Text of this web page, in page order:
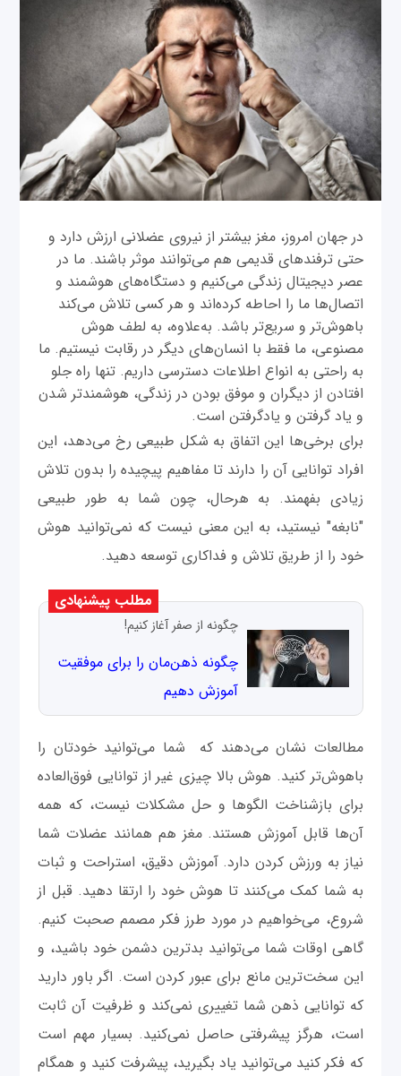
در جهان امروز، مغز بیشتر از نیروی عضلانی ارزش دارد و
حتی ترفندهای قدیمی هم می‌توانند موثر باشند. ما در
عصر دیجیتال زندگی می‌کنیم و دستگاه‌های هوشمند و
اتصال‌ها ما را احاطه کرده‌اند و هر کسی تلاش می‌کند
باهوش‌تر و سریع‌تر باشد. به‌علاوه، به لطف هوش
مصنوعی، ما فقط با انسان‌های دیگر در رقابت نیستیم. ما
به راحتی به انواع اطلاعات دسترسی داریم. تنها راه جلو
افتادن از دیگران و موفق بودن در زندگی، هوشمندتر شدن
و یاد گرفتن و یادگرفتن است.
برای برخی‌ها این اتفاق به شکل طبیعی رخ می‌دهد، این
افراد توانایی آن را دارند تا مفاهیم پیچیده را بدون تلاش
زیادی بفهمند. به هرحال، چون شما به طور طبیعی
"نابغه" نیستید، به این معنی نیست که نمی‌توانید هوش
خود را از طریق تلاش و فداکاری توسعه دهید.
مطلب پیشنهادی
چگونه از صفر آغاز کنیم!
چگونه ذهن‌‌مان را برای موفقیت
آموزش دهیم
مطالعات نشان می‌دهند که شما می‌توانید خودتان را
باهوش‌تر کنید. هوش بالا چیزی غیر از توانایی فوق‌العاده
برای بازشناخت الگوها و حل مشکلات نیست، که همه
آن‌ها قابل آموزش هستند. مغز هم همانند عضلات شما
نیاز به ورزش کردن دارد. آموزش دقیق، استراحت و ثبات
به شما کمک می‌کنند تا هوش خود را ارتقا دهید. قبل از
شروع، می‌خواهیم در مورد طرز فکر مصمم صحبت کنیم.
گاهی اوقات شما می‌توانید بدترین دشمن خود باشید، و
این سخت‌ترین مانع برای عبور کردن است. اگر باور دارید
که توانایی ذهن شما تغییری نمی‌کند و ظرفیت آن ثابت
است، هرگز پیشرفتی حاصل نمی‌کنید. بسیار مهم است
که فکر کنید می‌توانید یاد بگیرید، پیشرفت کنید و همگام